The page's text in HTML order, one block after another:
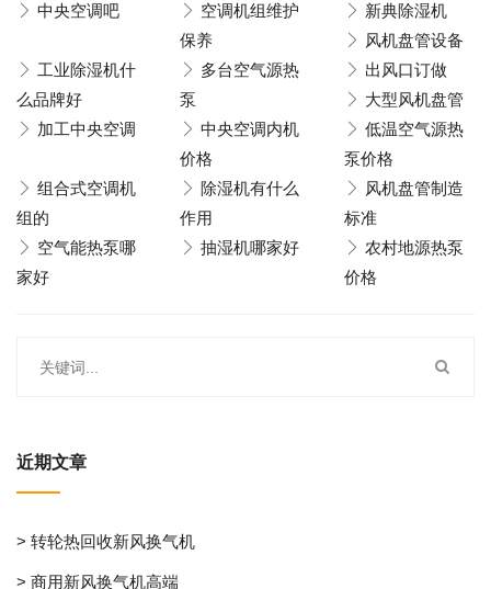
中央空调吧
空调机组维护
保养
新典除湿机
风机盘管设备
工业除湿机什
么品牌好
多台空气源热
泵
出风口订做
大型风机盘管
加工中央空调
中央空调内机
价格
低温空气源热
泵价格
组合式空调机
组的
除湿机有什么
作用
风机盘管制造
标准
空气能热泵哪
家好
抽湿机哪家好
农村地源热泵
价格
近期文章
> 转轮热回收新风换气机
> 商用新风换气机高端